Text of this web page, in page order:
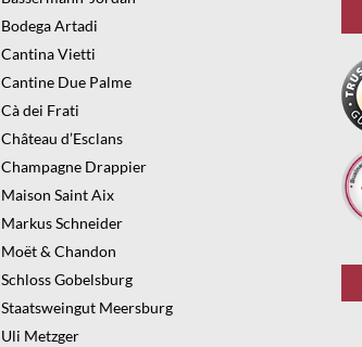
Bodega Artadi
Cantina Vietti
Cantine Due Palme
Cà dei Frati
Château d’Esclans
Champagne Drappier
Maison Saint Aix
Markus Schneider
Moët & Chandon
Schloss Gobelsburg
Staatsweingut Meersburg
Uli Metzger